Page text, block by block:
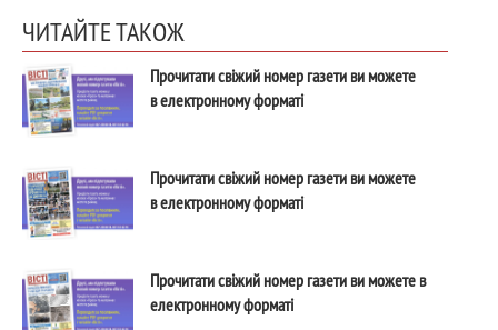
ЧИТАЙТЕ ТАКОЖ
Прочитати свіжий номер газети ви можете
в електронному форматі
Прочитати свіжий номер газети ви можете
в електронному форматі
Прочитати свіжий номер газети ви можете в
електронному форматі